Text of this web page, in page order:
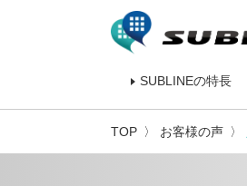
SUBLINEの特長
TOP お客様の声